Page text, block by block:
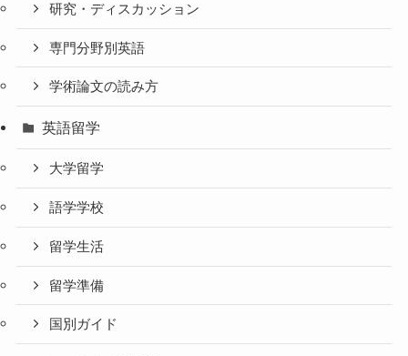
研究・ディスカッション
専門分野別英語
学術論文の読み方
英語留学
大学留学
語学学校
留学生活
留学準備
国別ガイド